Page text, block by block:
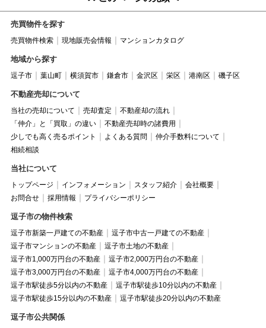
売買物件を探す
売買物件検索 現地販売会情報 マンションカタログ
地域から探す
逗子市 葉山町 横須賀市 鎌倉市 金沢区 栄区 港南区 磯子区
不動産売却について
当社の売却について 売却査定
不動産却の流れ
「仲介」と「買取」の違い
不動産売却時の諸費用
少しでも高く売るポイント
よくある質問
仲介手数料について
相続相談
当社について
トップページ インフォメーション スタッフ紹介
会社概要
お問合せ
採用情報 プライバシーポリシー
逗子市の物件検索
逗子市新築一戸建ての不動産
逗子市中古一戸建ての不動産
逗子市マンションの不動産
逗子市土地の不動産
逗子市1,000万円台の不動産
逗子市2,000万円台の不動産
逗子市3,000万円台の不動産
逗子市4,000万円台の不動産
逗子市駅徒歩5分以内の不動産
逗子市駅徒歩10分以内の不動産
逗子市駅徒歩15分以内の不動産
逗子市駅徒歩20分以内の不動産
逗子市公共関係